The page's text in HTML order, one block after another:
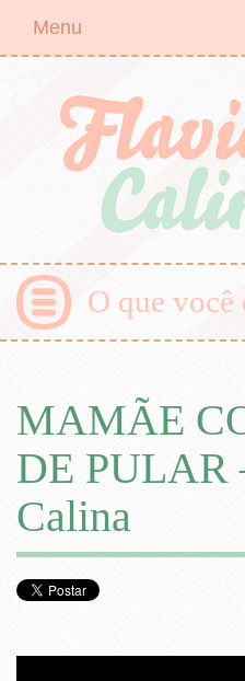
Menu
O que você
MAMÃE
DE PULAR
Calina